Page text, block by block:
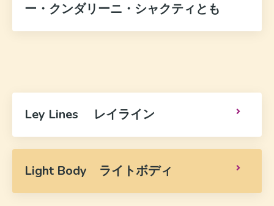
ー・クンダリーニ・シャクティとも
Ley Lines レイライン
Light Body ライトボディ